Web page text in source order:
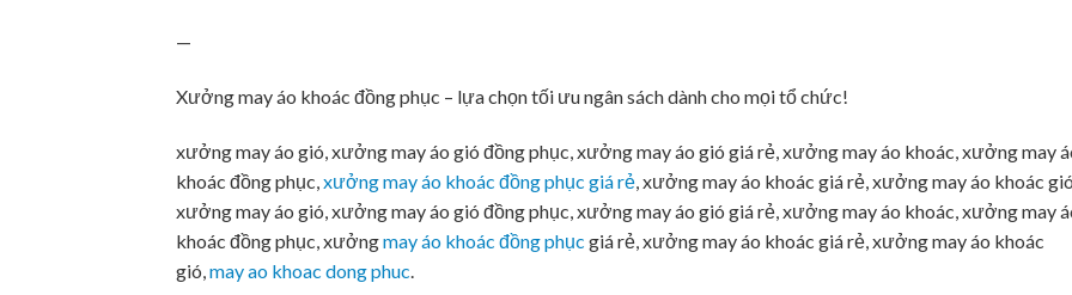
—
Xưởng may áo khoác đồng phục – lựa chọn tối ưu ngân sách dành cho mọi tổ chức!
xưởng may áo gió, xưởng may áo gió đồng phục, xưởng may áo gió giá rẻ, xưởng may áo khoác, xưởng may
khoác đồng phục,xưởng may áo khoác đồng phục giá rẻ, xưởng may áo khoác giá rẻ, xưởng may áo khoác
xưởng may áo gió, xưởng may áo gió đồng phục, xưởng may áo gió giá rẻ, xưởng may áo khoác, xưởng may
khoác đồng phục, xưởngmay áo khoác đồng phục giá rẻ, xưởng may áo khoác giá rẻ, xưởng may áo khoác
gió,may ao khoac dong phuc.